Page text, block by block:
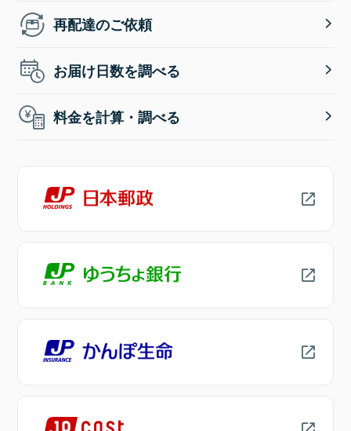
再配達のご依頼
お届け日数を調べる
料金を計算・調べる